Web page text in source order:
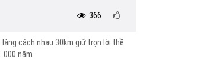
366
làng cách nhau 30km giữ trọn lời thề
năm